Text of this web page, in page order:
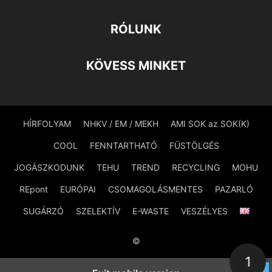
RÓLUNK
KÖVESS MINKET
HÍRFOLYAM NHKV / EM / MEKH AMI SOK az SOK(K)
COOL FENNTARTHATÓ FÜSTÖLGÉS
JOGÁSZKODUNK TEHU TREND RECYCLING MOHU
REpont EURÓPAI CSOMAGOLÁSMENTES PAZARLÓ
SUGÁRZÓ SZELEKTÍV E-WASTE VESZÉLYES
©
1